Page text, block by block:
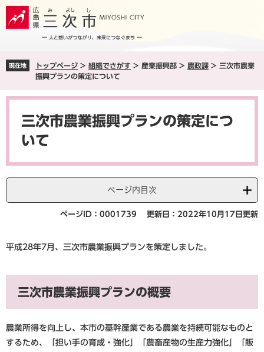
ペ
ジ
メ
ュ
現在地 トップページ > 組織でさがす > 産業振興部 > 農政課 > 三次市農業
振興プランの策定について
本
三次市農業振興プランの策定につ
いて
ページ内目次
ページID：0001739 更新日：2022年10月17日更新
平成28年7月、三次市農業振興プランを策定しました。
三次市農業振興プランの概要
農業所得を向上し、本市の基幹産業である農業を持続可能なものと
するため、「担い手の育成・強化」「農畜産物の生産力強化」「販